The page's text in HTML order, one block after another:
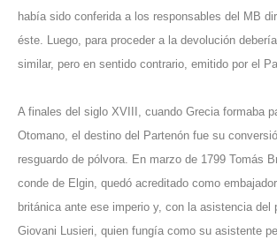
había sido conferida a los responsables del MB
éste. Luego, para proceder a la devolución
similar, pero en sentido contrario, emitido por el
A finales del siglo XVIII, cuando Grecia formaba
Otomano, el destino del Partenón fue su
resguardo de pólvora. En marzo de 1799 Tomás
conde de Elgin, quedó acreditado como
británica ante ese imperio y, con la asistencia del
Giovani Lusieri, quien fungía como su asistente